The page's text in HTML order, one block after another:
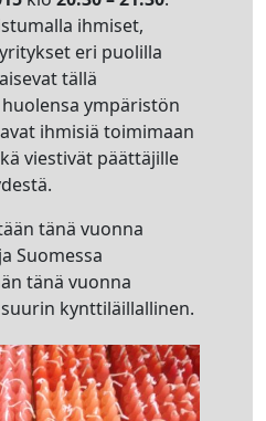
ihmiset,
eri puolilla
tällä
ympäristön
ihmisiä toimimaan
viestivät päättäjille
tänä vuonna
Suomessa
tänä vuonna
kynttiläillallinen.